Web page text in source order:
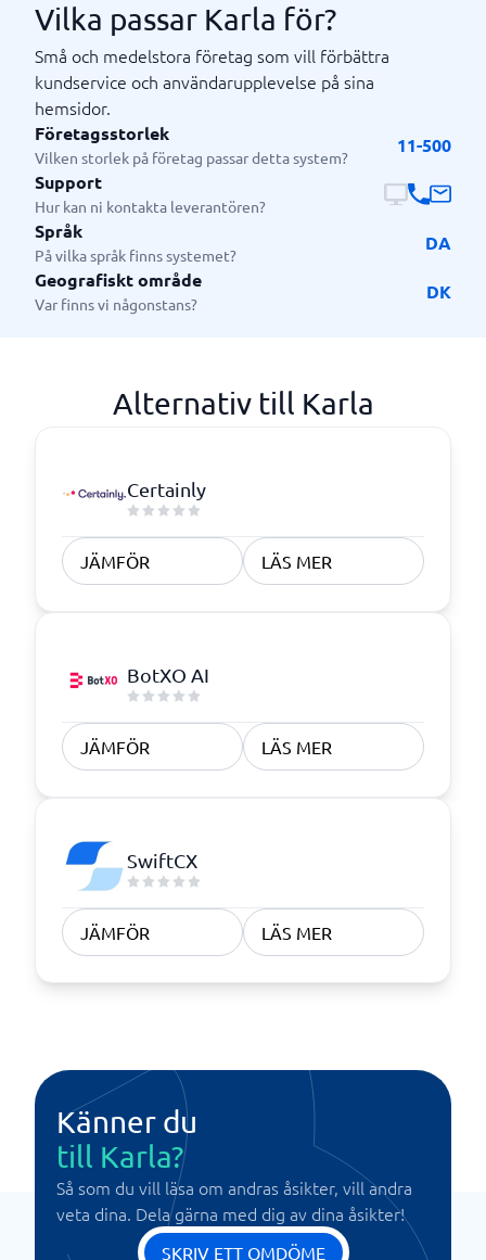
Vilka passar Karla för?
Små och medelstora företag som vill förbättra
kundservice och användarupplevelse på sina
hemsidor.
Företagsstorlek
Vilken storlek på företag passar detta system?
11-500
Support
Hur kan ni kontakta leverantören?
Språk
På vilka språk finns systemet?
DA
Geografiskt område
Var finns vi någonstans?
DK
Alternativ till Karla
Certainly
JÄMFÖR LÄS MER
BotXO AI
JÄMFÖR LÄS MER
SwiftCX
JÄMFÖR LÄS MER
Känner du
till Karla?
Så som du vill läsa om andras åsikter, vill andra
veta dina. Dela gärna med dig av dina åsikter!
SKRIV ETT OMDÖME